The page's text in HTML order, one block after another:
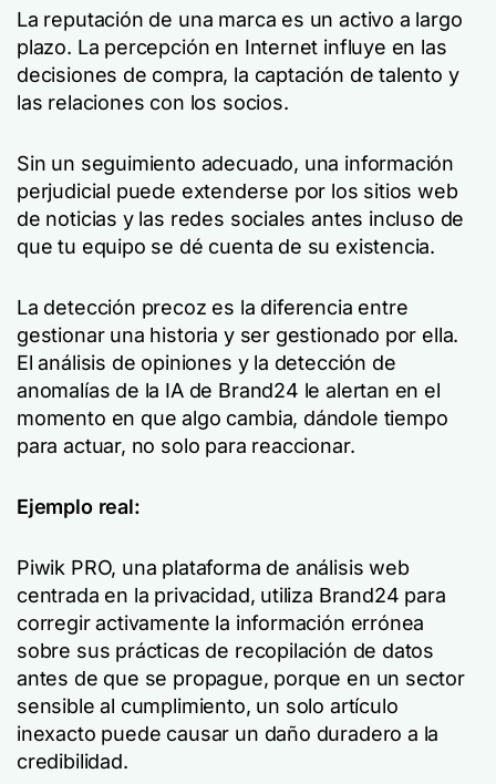
La reputación de una marca es un activo a largo
plazo. La percepción en Internet influye en las
decisiones de compra, la captación de talento y
las relaciones con los socios.
Sin un seguimiento adecuado, una información
perjudicial puede extenderse por los sitios web
de noticias y las redes sociales antes incluso de
que tu equipo se dé cuenta de su existencia.
La detección precoz es la diferencia entre
gestionar una historia y ser gestionado por ella.
El análisis de opiniones y la detección de
anomalías de la IA de Brand24 le alertan en el
momento en que algo cambia, dándole tiempo
para actuar, no solo para reaccionar.
Ejemplo real:
Piwik PRO, una plataforma de análisis web
centrada en la privacidad, utiliza Brand24 para
corregir activamente la información errónea
sobre sus prácticas de recopilación de datos
antes de que se propague, porque en un sector
sensible al cumplimiento, un solo artículo
inexacto puede causar un daño duradero a la
credibilidad.